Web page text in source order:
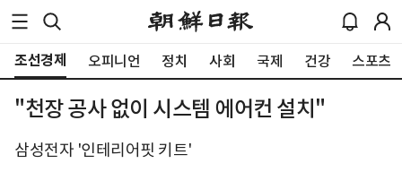
조선경제 오피니언 정치 사회 국제 건강 스포츠
"천장 공사 없이 시스템 에어컨 설치"
삼성전자 '인테리어핏 키트'